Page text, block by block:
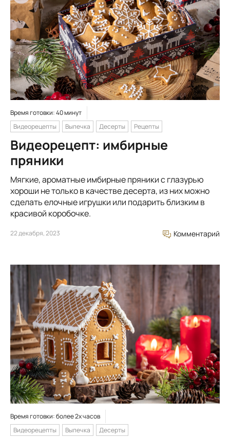
Время готовки: 40 минут
Видеорецепты
Выпечка Десерты Рецепты
Видеорецепт: имбирные
пряники
Мягкие, ароматные имбирные пряники с глазурью
хороши не только в качестве десерта, из них можно
сделать елочные игрушки или подарить близким в
красивой коробочке.
22 декабря, 2023 Комментарий
Время готовки: более 2х часов
Видеорецепты
Выпечка Десерты